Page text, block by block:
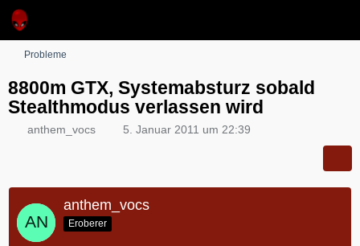
Probleme
8800m GTX, Systemabsturz sobald
Stealthmodus verlassen wird
anthem_vocs 5. Januar 2011 um 22:39
anthem_vocs
Eroberer